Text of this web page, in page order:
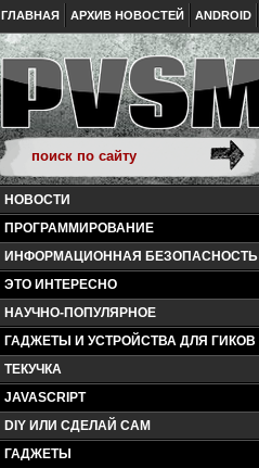
ГЛАВНАЯ АРХИВ НОВОСТЕЙ ANDROID
НОВОСТИ
ПРОГРАММИРОВАНИЕ
ИНФОРМАЦИОННАЯ БЕЗОПАСНОСТЬ
ЭТО ИНТЕРЕСНО
НАУЧНО-ПОПУЛЯРНОЕ
ГАДЖЕТЫ И УСТРОЙСТВА ДЛЯ ГИКОВ
ТЕКУЧКА
JAVASCRIPT
DIY ИЛИ СДЕЛАЙ САМ
ГАДЖЕТЫ